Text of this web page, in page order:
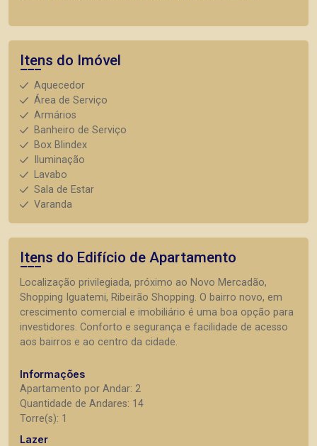
Itens do Imóvel
Aquecedor
Área de Serviço
Armários
Banheiro de Serviço
Box Blindex
Iluminação
Lavabo
Sala de Estar
Varanda
Itens do Edifício de Apartamento
Localização privilegiada, próximo ao Novo Mercadão,
Shopping Iguatemi, Ribeirão Shopping. O bairro novo, em
crescimento comercial e imobiliário é uma boa opção para
investidores. Conforto e segurança e facilidade de acesso
aos bairros e ao centro da cidade.
Informações
Apartamento por Andar: 2
Quantidade de Andares: 14
Torre(s): 1
Lazer